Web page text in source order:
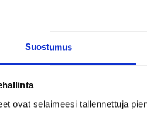
Suostumus
ovat selaimeesi tallennettuja
-
7, 90520 Oulu, Suomi